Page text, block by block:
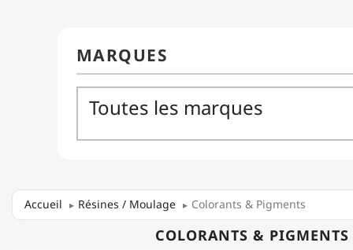
Accueil Résines / Moulage Colorants & Pigments
COLORANTS & PIGMENTS